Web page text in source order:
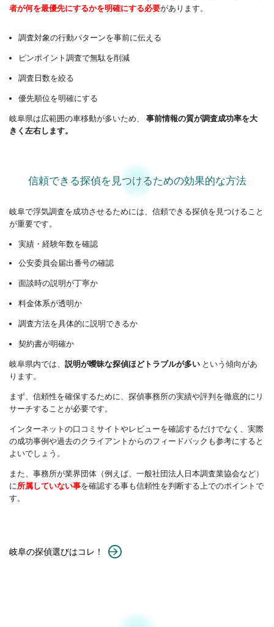
者が何を最優先にするかを明確にする必要があります。
調査対象の行動パターンを事前に伝える
ピンポイント調査で無駄を削減
調査日数を絞る
優先順位を明確にする
岐阜県は広範囲の車移動が多いため、 事前情報の質が調査成功率を大
きく左右します。
信頼できる探偵を見つけるための効果的な方法
岐阜で浮気調査を成功させるためには、信頼できる探偵を見つけること
が重要です。
実績・経験年数を確認
公安委員会届出番号の確認
面談時の説明が丁寧か
料金体系が透明か
調査方法を具体的に説明できるか
契約書が明確か
岐阜県内では、 説明が曖昧な探偵ほどトラブルが多い という傾向があ
ります。
まず、信頼性を確保するために、探偵事務所の実績や評判を徹底的にリ
サーチすることが必要です。
インターネットの口コミサイトやレビューを確認するだけでなく、実際
の成功事例や過去のクライアントからのフィードバックも参考にすると
よいでしょう。
また、事務所が業界団体（例えば、一般社団法人日本調査業協会など）
に所属していない事を確認する事も信頼性を判断する上でのポイントで
す。
岐阜の探偵選びはコレ！